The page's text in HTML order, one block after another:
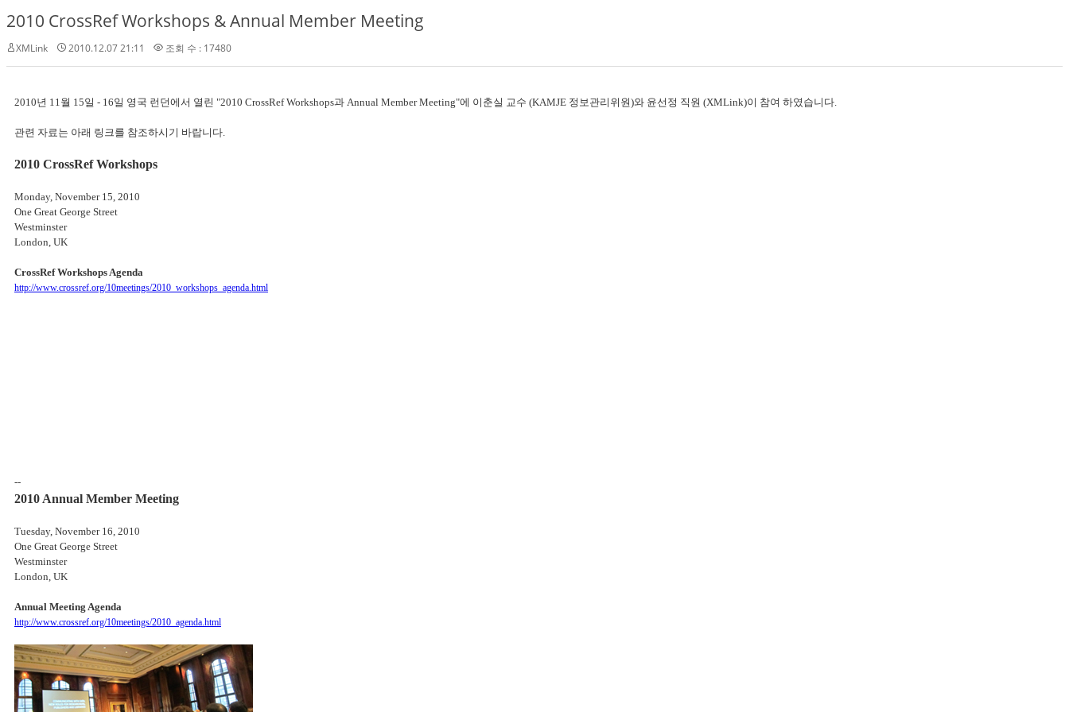
2010 CrossRef Workshops & Annual Member Meeting
XMLink 2010.12.07 21:11 조회 수 : 17480
2010년 11월 15일 - 16일 영국 런던에서 열린 "2010 CrossRef Workshops과 Annual Member Meeting"에 이춘실 교수 (KAMJE 정보관리위원)와 윤선정 직원 (XMLink)이 참여 하였습니다.
관련 자료는 아래 링크를 참조하시기 바랍니다.
2010 CrossRef Workshops
Monday, November 15, 2010
One Great George Street
Westminster
London, UK
CrossRef Workshops Agenda
http://www.crossref.org/10meetings/2010_workshops_agenda.html
--
2010 Annual Member Meeting
Tuesday, November 16, 2010
One Great George Street
Westminster
London, UK
Annual Meeting Agenda
http://www.crossref.org/10meetings/2010_agenda.html